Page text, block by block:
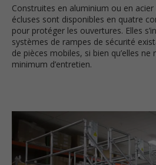
Construites en aluminium ou en
écluses sont disponibles en quatre
pour protéger les ouvertures. Elles
systèmes de rampes de sécurité
de pièces mobiles, si bien qu’elles ne
minimum d’entretien.